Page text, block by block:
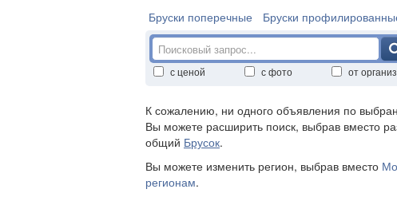
Бруски поперечные
Бруски
с ценой с фото от
К сожалению, ни одного объявления по
Вы можете расширить поиск, выбрав вместо
общий Брусок.
Вы можете изменить регион, выбрав вместо
регионам.